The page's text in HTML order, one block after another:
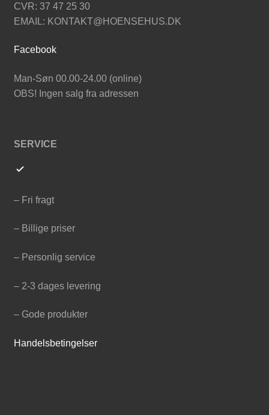
CVR: 37 47 25 30
EMAIL: KONTAKT@HOENSEHUS.DK
Facebook
Man-Søn 00.00-24.00 (online)
OBS! Ingen salg fra adressen
SERVICE
– Fri fragt
– Billige priser
– Personlig service
– 2-3 dages levering
– Gode produkter
Handelsbetingelser